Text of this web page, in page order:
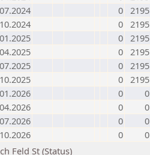
0 2195
0 2195
0 2195
0 2195
0 2195
0 2195
0
0
0
0
0
0
0
0
Feld St (Status)